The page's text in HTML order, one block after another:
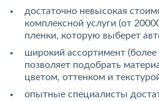
достаточно невысокая
комплексной услуги (от
пленки, которую выберет
широкий ассортимент
позволяет подобрать
цветом, оттенком и
опытные специалисты